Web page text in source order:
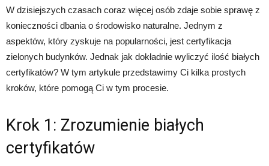
W dzisiejszych czasach coraz więcej osób zdaje sobie sprawę z
konieczności dbania o środowisko naturalne. Jednym z
aspektów, który zyskuje na popularności, jest certyfikacja
zielonych budynków. Jednak jak dokładnie wyliczyć ilość białych
certyfikatów? W tym artykule przedstawimy Ci kilka prostych
kroków, które pomogą Ci w tym procesie.
Krok 1: Zrozumienie białych
certyfikatów